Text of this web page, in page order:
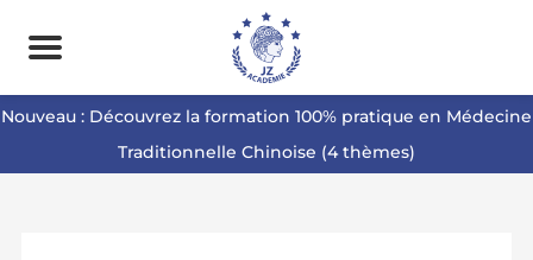
Nouveau : Découvrez la formation 100% pratique en Médecine
Traditionnelle Chinoise (4 thèmes)